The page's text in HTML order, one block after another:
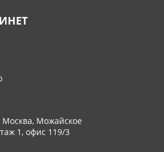
Москва, Можайское
1, офис 119/3